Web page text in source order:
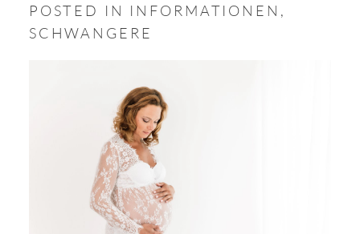
POSTED IN INFORMATIONEN ,
SCHWANGERE